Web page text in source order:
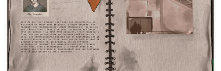
Découvrez les quatre outils de médiation numérique des récits
attachés à La Citadelle de Marseille à expérimenter et leur livret
de médiation à télécharger. Sistadelle : la sororité au Fort. Vous
rejoignez Hermine, Renarde et Furette, trois scouts, des
Jeannettes, à la Citadelle de Marseille. Durant la nuit, elles
disparaissent. […]